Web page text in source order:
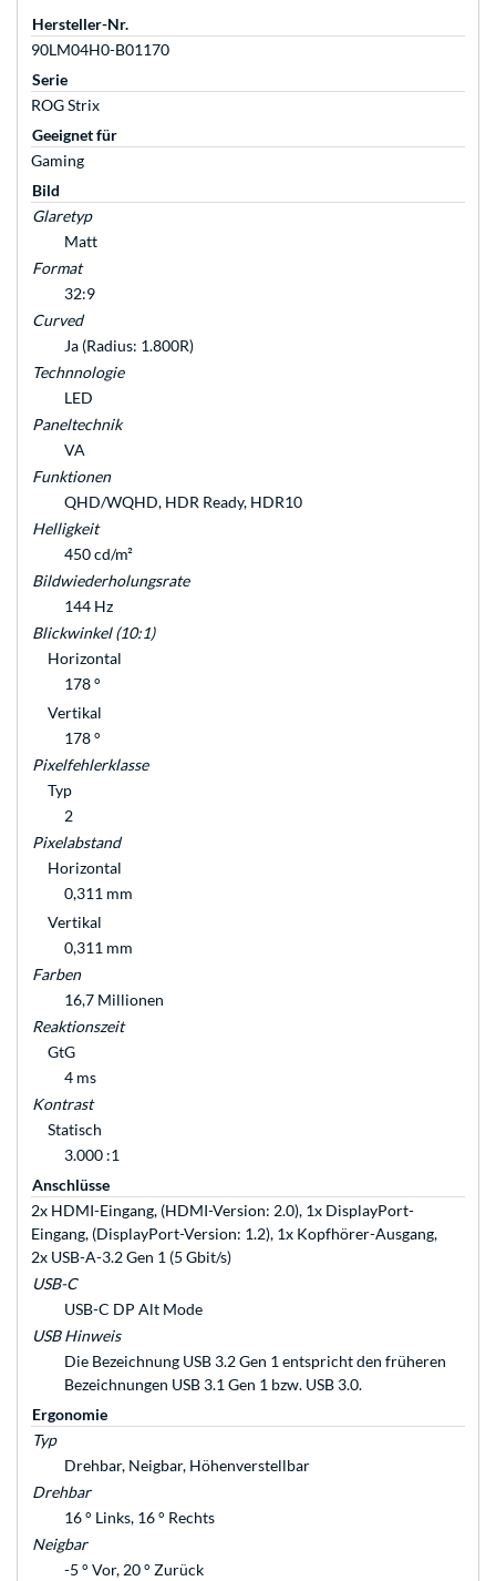
Hersteller-Nr.
90LM04H0-B01170
Serie
ROG Strix
Geeignet für
Gaming
Bild
Glaretyp
Matt
Format
32:9
Curved
Ja (Radius: 1.800R)
Technnologie
LED
Paneltechnik
VA
Funktionen
QHD/WQHD, HDR Ready, HDR10
Helligkeit
450 cd/m²
Bildwiederholungsrate
144 Hz
Blickwinkel (10:1)
Horizontal
178 °
Vertikal
178 °
Pixelfehlerklasse
Typ
2
Pixelabstand
Horizontal
0,311 mm
Vertikal
0,311 mm
Farben
16,7 Millionen
Reaktionszeit
GtG
4 ms
Kontrast
Statisch
3.000 :1
Anschlüsse
2x HDMI-Eingang, (HDMI-Version: 2.0), 1x DisplayPort-
Eingang, (DisplayPort-Version: 1.2), 1x Kopfhörer-Ausgang,
2x USB-A-3.2 Gen 1 (5 Gbit/s)
USB-C
USB-C DP Alt Mode
USB Hinweis
Die Bezeichnung USB 3.2 Gen 1 entspricht den früheren
Bezeichnungen USB 3.1 Gen 1 bzw. USB 3.0.
Ergonomie
Typ
Drehbar, Neigbar, Höhenverstellbar
Drehbar
16 ° Links, 16 ° Rechts
Neigbar
-5 ° Vor, 20 ° Zurück